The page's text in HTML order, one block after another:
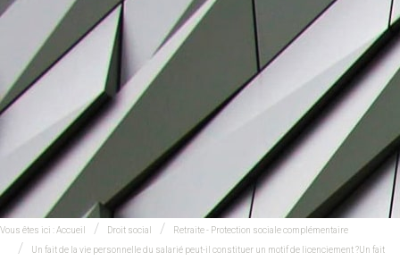
Vous êtes ici :Accueil Droit social
Retraite - Protection sociale complémentaire
Un fait de la vie personnelle du salarié peut-il constituer un motif de licenciement ?Un fait